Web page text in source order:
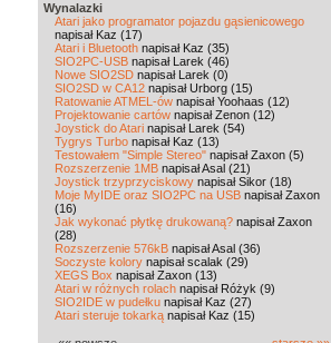
Wynalazki
Atari jako programator pojazdu gąsienicowego
napisał Kaz (17)
Atari i Bluetooth napisał Kaz (35)
SIO2PC-USB napisał Larek (46)
Nowe SIO2SD napisał Larek (0)
SIO2SD w CA12 napisał Urborg (15)
Ratowanie ATMEL-ów napisał Yoohaas (12)
Projektowanie cartów napisał Zenon (12)
Joystick do Atari napisał Larek (54)
Tygrys Turbo napisał Kaz (13)
Testowałem "Simple Stereo" napisał Zaxon (5)
Rozszerzenie 1MB napisał Asal (21)
Joystick trzyprzyciskowy napisał Sikor (18)
Moje MyIDE oraz SIO2PC na USB napisał Zaxon
(16)
Jak wykonać płytkę drukowaną? napisał Zaxon
(28)
Rozszerzenie 576kB napisał Asal (36)
Soczyste kolory napisał scalak (29)
XEGS Box napisał Zaxon (13)
Atari w różnych rolach napisał Różyk (9)
SIO2IDE w pudełku napisał Kaz (27)
Atari steruje tokarką napisał Kaz (15)